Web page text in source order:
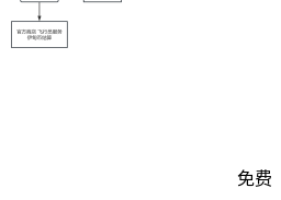
免费